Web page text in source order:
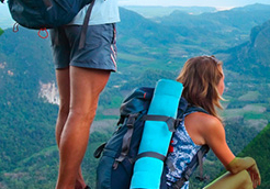
ТОЛЫҒЫРАҚ